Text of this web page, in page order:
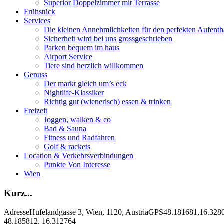
Superior Doppelzimmer mit Terrasse
Frühstück
Services
Die kleinen Annehmlichkeiten für den perfekten
Sicherheit wird bei uns grossgeschrieben
Parken bequem im haus
Airport Service
Tiere sind herzlich willkommen
Genuss
Der markt gleich um’s eck
Nightlife-Klassiker
Richtig gut (wienerisch) essen & trinken
Freizeit
Joggen, walken & co
Bad & Sauna
Fitness und Radfahren
Golf & rackets
Location & Verkehrsverbindungen
Punkte Von Interesse
Wien
Kurz...
AdresseHufelandgasse 3, Wien, 1120, AustriaGPS
48.185812, 16.312764